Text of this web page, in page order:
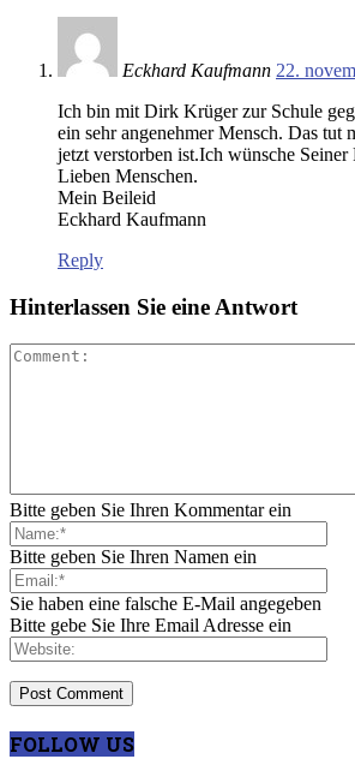
Eckhard Kaufmann 22.
Ich bin mit Dirk Krüger zur Schule
ein sehr angenehmer Mensch. Das tut
jetzt verstorben ist.Ich wünsche
Lieben Menschen.
Mein Beileid
Eckhard Kaufmann
Reply
Hinterlassen Sie eine Antwort
Bitte geben Sie Ihren Kommentar ein
Bitte geben Sie Ihren Namen ein
Sie haben eine falsche E-Mail angegeben
Bitte gebe Sie Ihre Email Adresse ein
FOLLOW US